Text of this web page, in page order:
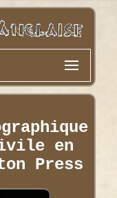
en
Press